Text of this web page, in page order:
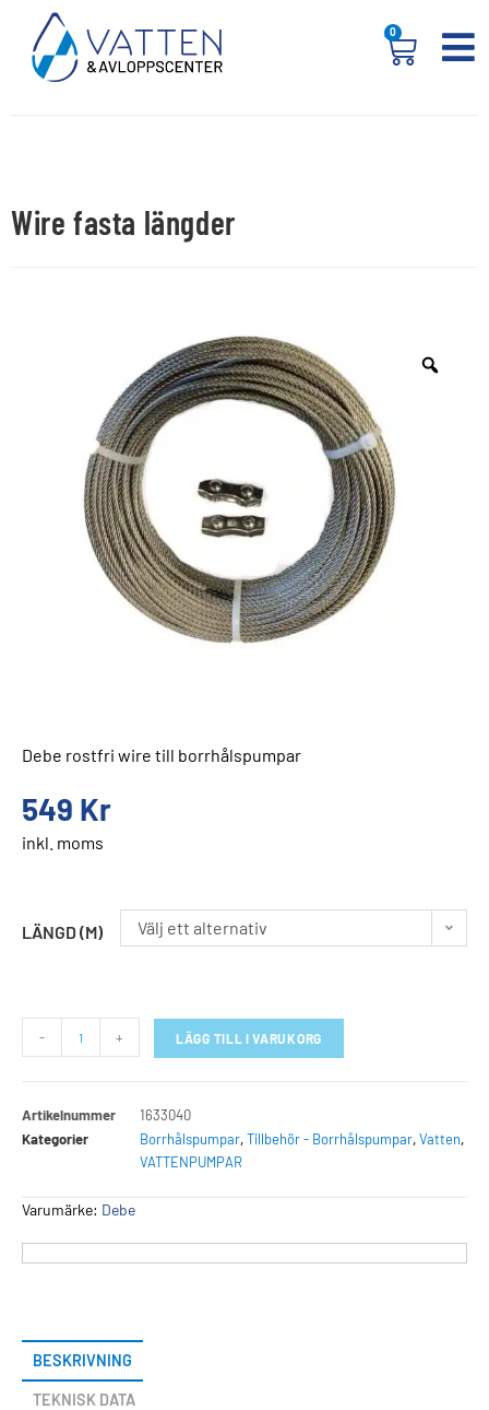
0
Wire fasta längder
Debe rostfri wire till borrhålspumpar
549 Kr
inkl. moms
LÄNGD (M) Välj ett alternativ
- + LÄGG TILL I VARUKORG
Artikelnummer
1633040
Kategorier
Borrhålspumpar,Tillbehör - Borrhålspumpar,Vatten,
VATTENPUMPAR
Varumärke: Debe
BESKRIVNING
TEKNISK DATA